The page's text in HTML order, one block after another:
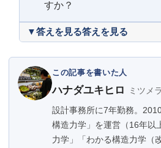
すか？
答えを見る
この記事を書いた人
ハナダユキヒロ
ミツメ
設計事務所に7年勤務。
構造力学」を運営（16年以
力学」「わかる構造力学（